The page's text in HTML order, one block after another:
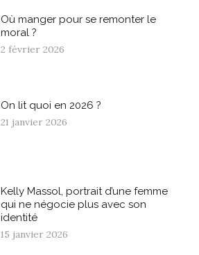
Où manger pour se remonter le
moral ?
2 février 2026
On lit quoi en 2026 ?
21 janvier 2026
Kelly Massol, portrait d’une femme
qui ne négocie plus avec son
identité
15 janvier 2026